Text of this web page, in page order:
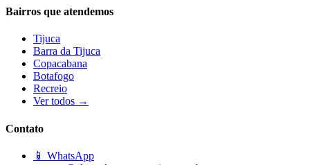
Bairros que atendemos
Tijuca
Barra da Tijuca
Copacabana
Botafogo
Recreio
Ver todos →
Contato
📱 WhatsApp